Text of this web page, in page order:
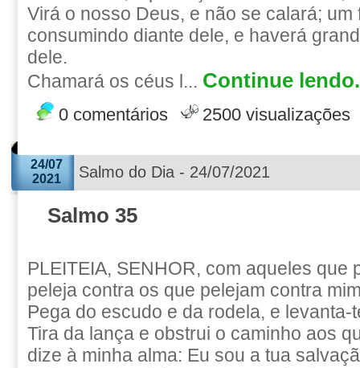
Virá o nosso Deus, e não se calará; um
consumindo diante dele, e haverá
dele.
Chamará os céus l... Continue
0 comentários 2500 visualizações
24/07
2021
Salmo do Dia - 24/07/2021
Salmo 35
PLEITEIA, SENHOR, com aqueles que
peleja contra os que pelejam contra
Pega do escudo e da rodela, e levanta-
Tira da lança e obstrui o caminho aos
dize à minha alma: Eu sou a tua